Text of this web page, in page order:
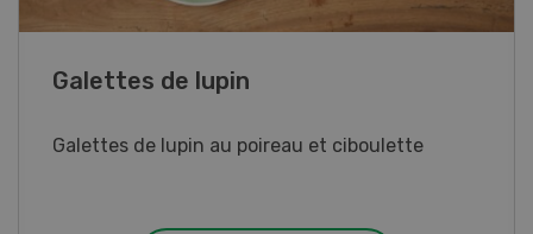
Rouleaux de printemps
Rouleaux de printemps aux poulet